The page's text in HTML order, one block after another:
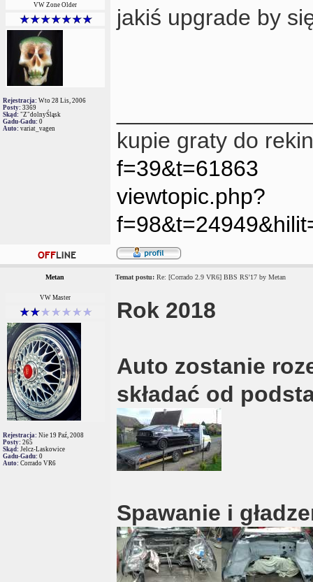
VW Zone Older
Rejestracja: Wto 28 Lis, 2006
Posty: 3369
Skąd: "Z"dolnyŚląsk
Gadu-Gadu: 0
Auto: variat_vagen
jakiś upgrade by
kupie graty do
f=39&t=61863
viewtopic.php?
Metan Temat postu: Re: [Corrado 2.9 VR6] BBS RS'17 by Metan
VW Master
Rejestracja: Nie 19 Paź, 2008
Posty: 265
Skąd: Jelcz-Laskowice
Gadu-Gadu: 0
Auto: Corrado VR6
Rok 2018
Auto zostanie
składać od
Spawanie i